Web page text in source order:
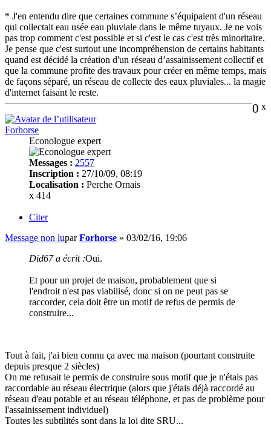
* J'en entendu dire que certaines commune s’équipaient d'un réseau
qui collectait eau usée eau pluviale dans le même tuyaux. Je ne vois
pas trop comment c'est possible et si c'est le cas c'est très minoritaire.
Je pense que c'est surtout une incompréhension de certains habitants
quand est décidé la création d'un réseau d’assainissement collectif et
que la commune profite des travaux pour créer en même temps, mais
de façons séparé, un réseau de collecte des eaux pluviales... la magie
d'internet faisant le reste.
0 x
Forhorse
Econologue expert
Messages : 2557
Inscription : 27/10/09, 08:19
Localisation : Perche Ornais
x 414
Citer
Message non luparForhorse » 03/02/16, 19:06
Did67 a écrit :Oui.
Et pour un projet de maison, probablement que si
l'endroit n'est pas viabilisé, donc si on ne peut pas se
raccorder, cela doit être un motif de refus de permis de
construire...
Tout à fait, j'ai bien connu ça avec ma maison (pourtant construite
depuis presque 2 siècles)
On me refusait le permis de construire sous motif que je n'étais pas
raccordable au réseau électrique (alors que j'étais déjà raccordé au
réseau d'eau potable et au réseau téléphone, et pas de problème pour
l'assainissement individuel)
Toutes les subtilités sont dans la loi dite SRU...